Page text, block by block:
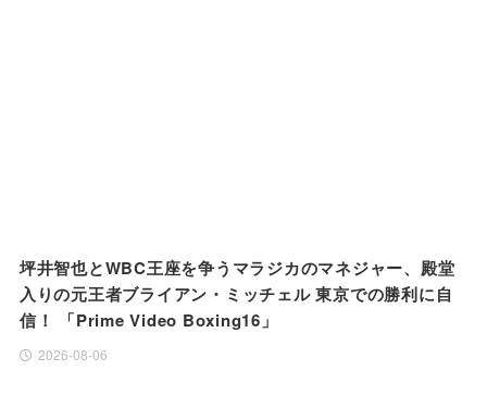
坪井智也とWBC王座を争うマラジカのマネジャー、殿堂
入りの元王者ブライアン・ミッチェル 東京での勝利に自
信！ 「Prime Video Boxing16」
2026-08-06